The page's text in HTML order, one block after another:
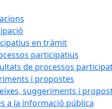
en tràmit
participatius
de processos
i propostes
suggeriments i
a la informació pública